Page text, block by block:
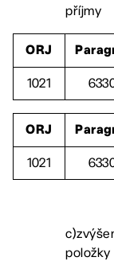
příjmy
ORJ
1021
ORJ
1021
položky